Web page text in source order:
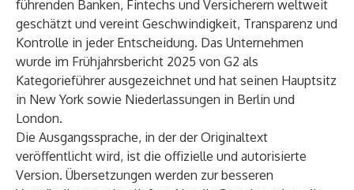
führenden Banken, Fintechs und Versicherern weltweit
geschätzt und vereint Geschwindigkeit, Transparenz und
Kontrolle in jeder Entscheidung. Das Unternehmen
wurde im Frühjahrsbericht 2025 von G2 als
Kategorieführer ausgezeichnet und hat seinen Hauptsitz
in New York sowie Niederlassungen in Berlin und
London.
Die Ausgangssprache, in der der Originaltext
veröffentlicht wird, ist die offizielle und autorisierte
Version. Übersetzungen werden zur besseren